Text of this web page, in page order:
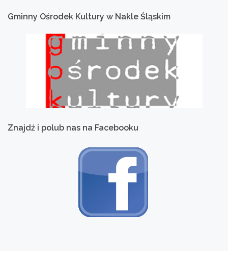
Gminny Ośrodek Kultury w Nakle Śląskim
Znajdź i polub nas na Facebooku